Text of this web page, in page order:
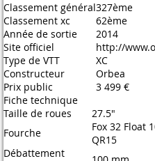
Classement général327ème
Classement xc
62ème
Année de sortie
2014
Site officiel
http://
Type de VTT
XC
Constructeur
Orbea
Prix public
3 499 €
Fiche technique
Taille de roues
27.5"
Fourche
Fox 32 Float
QR15
Débattement